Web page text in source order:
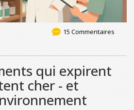
15 Commentaires
qui expirent
cher - et